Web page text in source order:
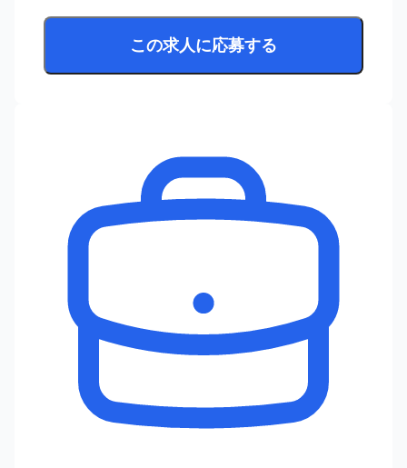
この求人に応募する